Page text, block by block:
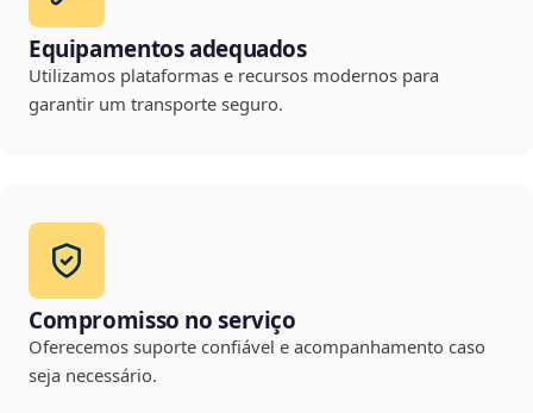
Equipamentos adequados
Utilizamos plataformas e recursos modernos para
garantir um transporte seguro.
Compromisso no serviço
Oferecemos suporte confiável e acompanhamento caso
seja necessário.